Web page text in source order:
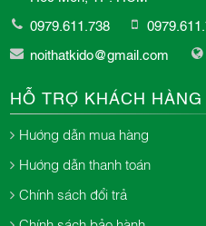
0979.611.738
noithatkido@gmail.com
HỖ TRỢ KHÁCH HÀNG
Hướng dẫn mua hàng
Hướng dẫn thanh toán
Chính sách đổi trả